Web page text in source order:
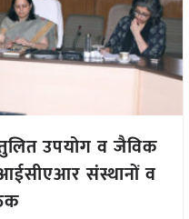
उपयोग व जैविक
संस्थानों व